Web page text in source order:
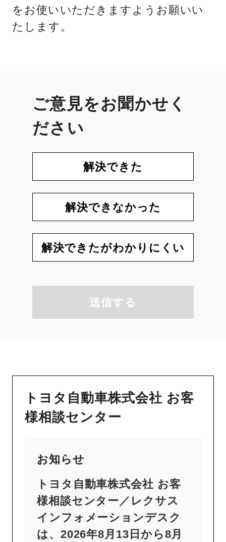
をお使いいただきますようお願いい
たします。
ご意見をお聞かせく
ださい
解決できた
解決できなかった
解決できたがわかりにくい
送信する
トヨタ自動車株式会社 お客
様相談センター
お知らせ
トヨタ自動車株式会社 お客
様相談センター／レクサス
インフォメーションデスク
は、2026年8月13日から8月